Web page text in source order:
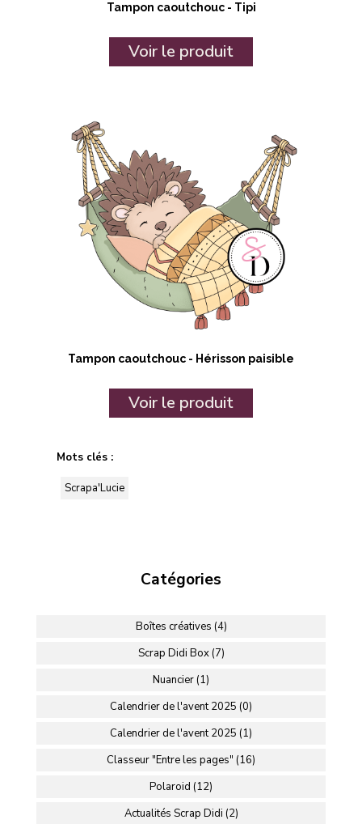
Tampon caoutchouc - Tipi
Voir le produit
Tampon caoutchouc - Hérisson paisible
Voir le produit
Mots clés :
Scrapa'Lucie
Catégories
Boîtes créatives (4)
Scrap Didi Box (7)
Nuancier (1)
Calendrier de l'avent 2025 (0)
Calendrier de l'avent 2025 (1)
Classeur "Entre les pages" (16)
Polaroid (12)
Actualités Scrap Didi (2)